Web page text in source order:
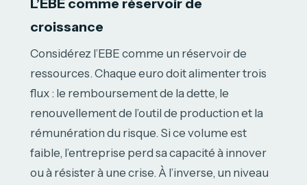
L’EBE comme réservoir de
croissance
Considérez l’EBE comme un réservoir de
ressources. Chaque euro doit alimenter trois
flux : le remboursement de la dette, le
renouvellement de l’outil de production et la
rémunération du risque. Si ce volume est
faible, l’entreprise perd sa capacité à innover
ou à résister à une crise. À l’inverse, un niveau